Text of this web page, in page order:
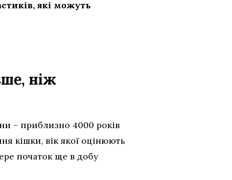
які можуть
ніж
– приблизно 4000 років
кішки, вік якої оцінюють
початок ще в добу